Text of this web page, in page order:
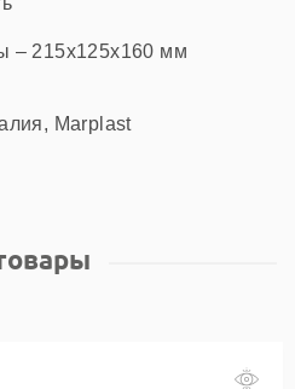
– 215х125х160 мм
Marplast